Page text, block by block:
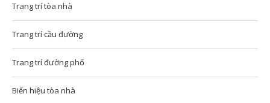
Trang trí tòa nhà
Trang trí cầu đường
Trang trí đường phố
Biển hiệu tòa nhà